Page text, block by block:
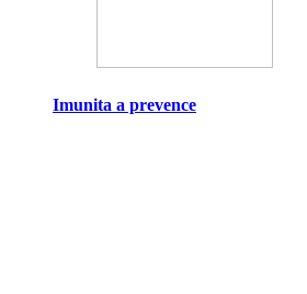
Imunita a prevence